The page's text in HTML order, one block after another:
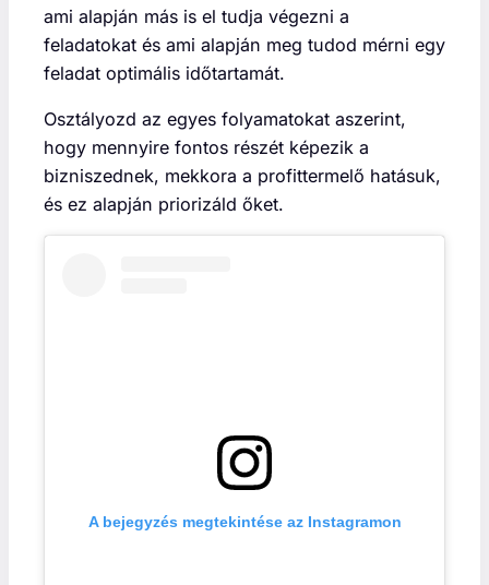
ami alapján más is el tudja végezni a
feladatokat és ami alapján meg tudod mérni egy
feladat optimális időtartamát.
Osztályozd az egyes folyamatokat aszerint,
hogy mennyire fontos részét képezik a
bizniszednek, mekkora a profittermelő hatásuk,
és ez alapján priorizáld őket.
A bejegyzés megtekintése az Instagramon